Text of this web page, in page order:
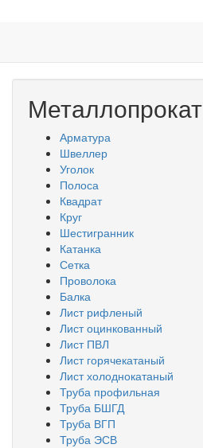
Металлопрокат
Арматура
Швеллер
Уголок
Полоса
Квадрат
Круг
Шестигранник
Катанка
Сетка
Проволока
Балка
Лист рифленый
Лист оцинкованный
Лист ПВЛ
Лист горячекатаный
Лист холоднокатаный
Труба профильная
Труба БШГД
Труба ВГП
Труба ЭСВ